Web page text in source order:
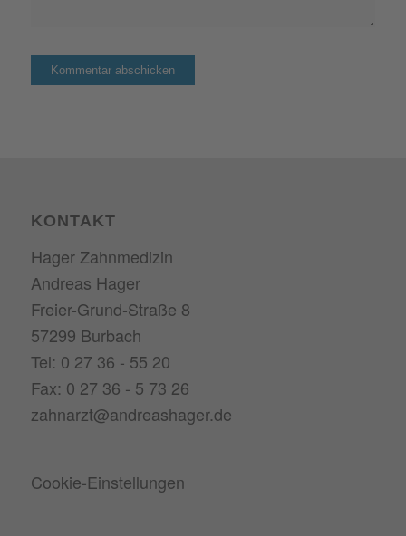
KONTAKT
Hager Zahnmedizin
Andreas Hager
Freier-Grund-Straße 8
57299 Burbach
Tel: 0 27 36 - 55 20
Fax: 0 27 36 - 5 73 26
zahnarzt@andreashager.de
Cookie-Einstellungen